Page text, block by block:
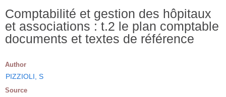
Comptabilité et gestion des hôpitaux
et associations : t.2 le plan comptable
documents et textes de référence
Author
PIZZIOLI, S
Source